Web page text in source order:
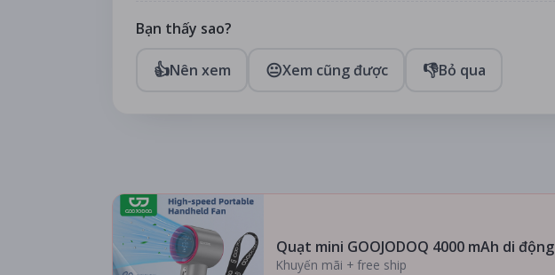
Bạn thấy sao?
👍Nên xem 😐Xem cũng được 👎Bỏ qua
Quạt mini GOOJODOQ 4000 mAh di động
Khuyến mãi + free ship